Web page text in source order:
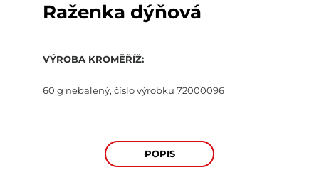
Raženka dýňová
VÝROBA KROMĚŘÍŽ:
60 g nebalený, číslo výrobku 72000096
POPIS